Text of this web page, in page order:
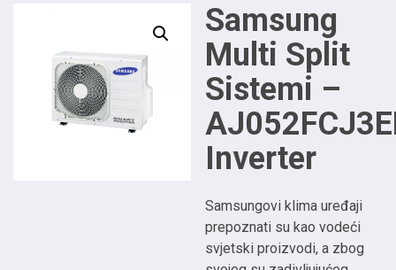
Samsung
Multi Split
Sistemi –
Inverter
Samsungovi klima uređaji
prepoznati su kao vodeći
svjetski proizvodi, a zbog